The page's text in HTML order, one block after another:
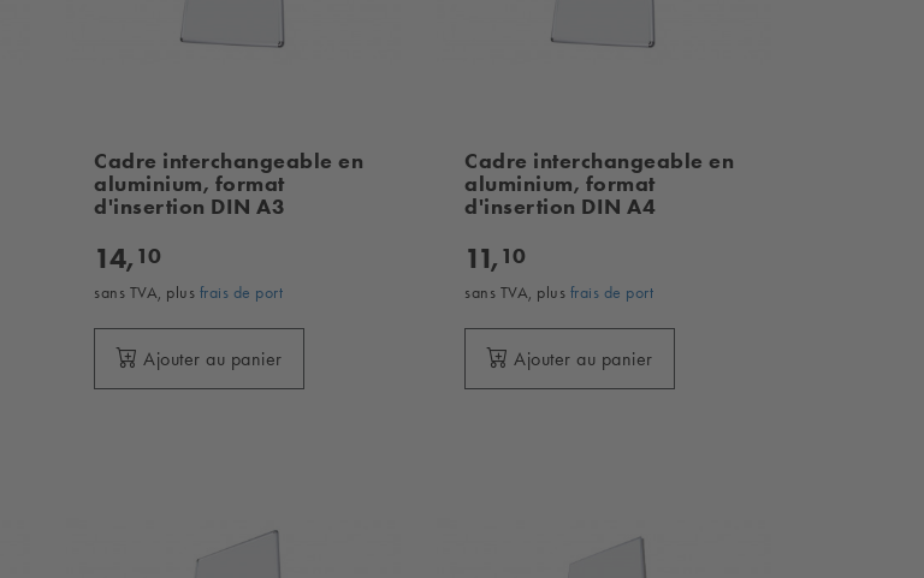
Cadre interchangeable en
aluminium, format
d'insertion DIN A3
14, 10
sans TVA, plus frais de port
Ajouter au panier
Cadre interchangeable en
aluminium, format
d'insertion DIN A4
11, 10
sans TVA, plus frais de port
Ajouter au panier